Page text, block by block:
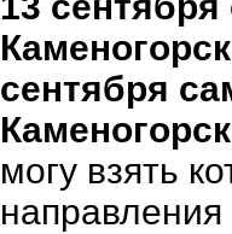
сентября
Каменогорск
могу взять
направления